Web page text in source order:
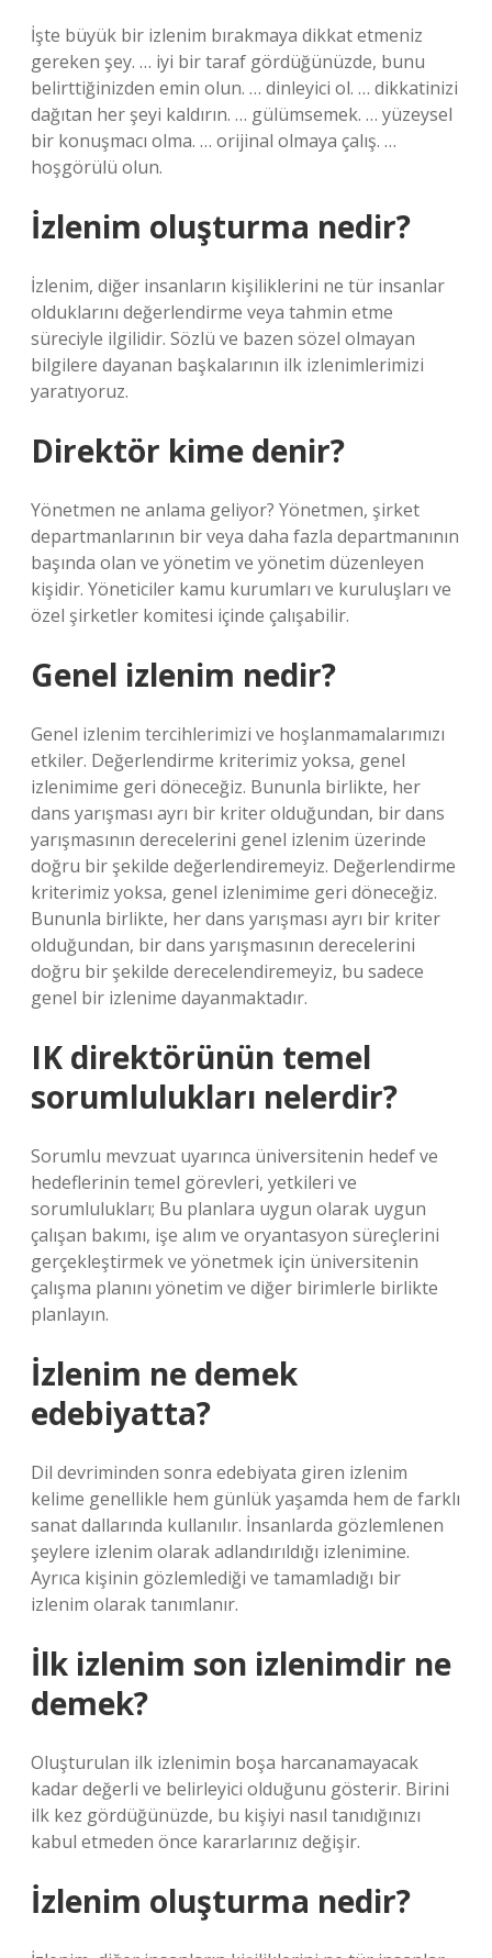
İşte büyük bir izlenim bırakmaya dikkat etmeniz
gereken şey. … iyi bir taraf gördüğünüzde, bunu
belirttiğinizden emin olun. … dinleyici ol. … dikkatinizi
dağıtan her şeyi kaldırın. … gülümsemek. … yüzeysel
bir konuşmacı olma. … orijinal olmaya çalış. …
hoşgörülü olun.
İzlenim oluşturma nedir?
İzlenim, diğer insanların kişiliklerini ne tür insanlar
olduklarını değerlendirme veya tahmin etme
süreciyle ilgilidir. Sözlü ve bazen sözel olmayan
bilgilere dayanan başkalarının ilk izlenimlerimizi
yaratıyoruz.
Direktör kime denir?
Yönetmen ne anlama geliyor? Yönetmen, şirket
departmanlarının bir veya daha fazla departmanının
başında olan ve yönetim ve yönetim düzenleyen
kişidir. Yöneticiler kamu kurumları ve kuruluşları ve
özel şirketler komitesi içinde çalışabilir.
Genel izlenim nedir?
Genel izlenim tercihlerimizi ve hoşlanmamalarımızı
etkiler. Değerlendirme kriterimiz yoksa, genel
izlenimime geri döneceğiz. Bununla birlikte, her
dans yarışması ayrı bir kriter olduğundan, bir dans
yarışmasının derecelerini genel izlenim üzerinde
doğru bir şekilde değerlendiremeyiz. Değerlendirme
kriterimiz yoksa, genel izlenimime geri döneceğiz.
Bununla birlikte, her dans yarışması ayrı bir kriter
olduğundan, bir dans yarışmasının derecelerini
doğru bir şekilde derecelendiremeyiz, bu sadece
genel bir izlenime dayanmaktadır.
IK direktörünün temel
sorumlulukları nelerdir?
Sorumlu mevzuat uyarınca üniversitenin hedef ve
hedeflerinin temel görevleri, yetkileri ve
sorumlulukları; Bu planlara uygun olarak uygun
çalışan bakımı, işe alım ve oryantasyon süreçlerini
gerçekleştirmek ve yönetmek için üniversitenin
çalışma planını yönetim ve diğer birimlerle birlikte
planlayın.
İzlenim ne demek
edebiyatta?
Dil devriminden sonra edebiyata giren izlenim
kelime genellikle hem günlük yaşamda hem de farklı
sanat dallarında kullanılır. İnsanlarda gözlemlenen
şeylere izlenim olarak adlandırıldığı izlenimine.
Ayrıca kişinin gözlemlediği ve tamamladığı bir
izlenim olarak tanımlanır.
İlk izlenim son izlenimdir ne
demek?
Oluşturulan ilk izlenimin boşa harcanamayacak
kadar değerli ve belirleyici olduğunu gösterir. Birini
ilk kez gördüğünüzde, bu kişiyi nasıl tanıdığınızı
kabul etmeden önce kararlarınız değişir.
İzlenim oluşturma nedir?